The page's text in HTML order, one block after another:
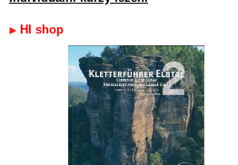
HI shop